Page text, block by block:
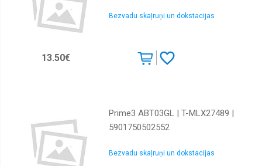
Bezvadu skaļruņi un dokstacijas
13.50€
Prime3 ABT03GL | T-MLX27489 |
5901750502552
Bezvadu skaļruņi un dokstacijas